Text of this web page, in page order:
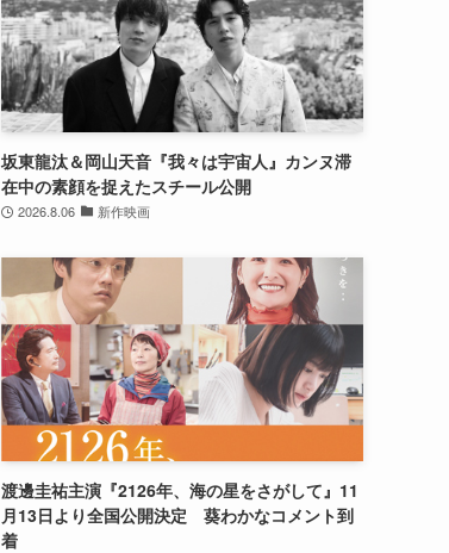
坂東龍汰＆岡山天音『我々は宇宙人』カンヌ滞
在中の素顔を捉えたスチール公開
2026.8.06 新作映画
渡邊圭祐主演『2126年、海の星をさがして』11
月13日より全国公開決定 葵わかなコメント到
着